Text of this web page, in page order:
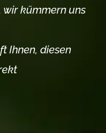
wir kümmern uns
Ihnen, diesen